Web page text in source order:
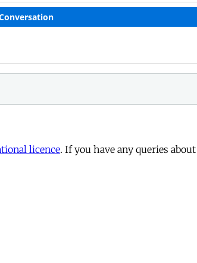
licence. If you have any queries